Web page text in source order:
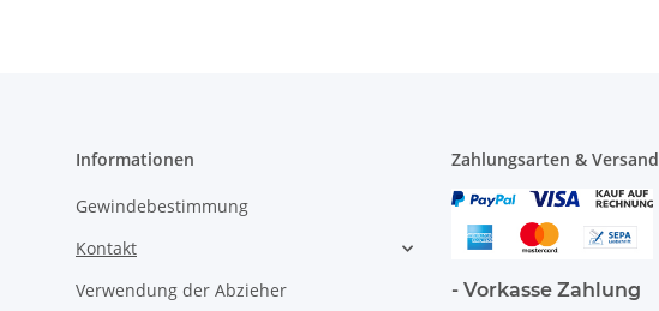
Informationen
Gewindebestimmung
Kontakt
Verwendung der Abzieher
Zahlungsarten & Versand
- Vorkasse Zahlung